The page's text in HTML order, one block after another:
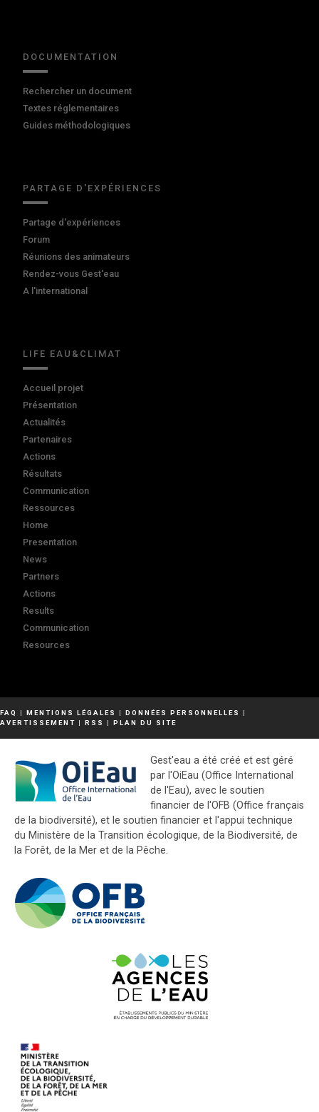
DOCUMENTATION
Rechercher un document
Textes réglementaires
Guides méthodologiques
PARTAGE D'EXPÉRIENCES
Partage d'expériences
Forum
Réunions des animateurs
Rendez-vous Gest'eau
A l'international
LIFE EAU&CLIMAT
Accueil projet
Présentation
Actualités
Partenaires
Actions
Résultats
Communication
Ressources
Home
Presentation
News
Partners
Actions
Results
Communication
Resources
FAQ | MENTIONS LÉGALES | DONNÉES PERSONNELLES
|
AVERTISSEMENT | RSS | PLAN DU SITE
Gest'eau a été créé et est géré
par l'OiEau (Office International
de l'Eau), avec le soutien
financier de l'OFB (Office français
de la biodiversité), et le soutien financier et l'appui technique
du Ministère de la Transition écologique, de la Biodiversité, de
la Forêt, de la Mer et de la Pêche.